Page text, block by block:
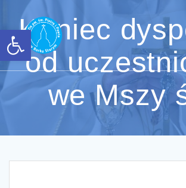
do
treści
Koniec
od
we Mszy
Otwórz pasek narzędzi